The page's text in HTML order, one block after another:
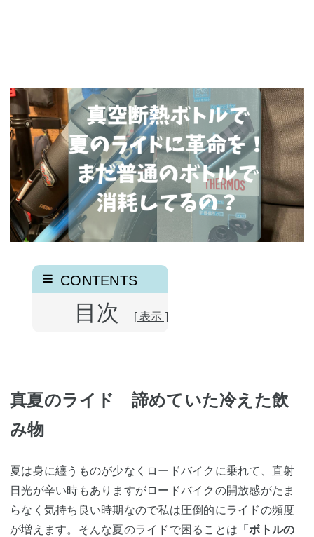
目次 [ 表示 ]
真夏のライド 諦めていた冷えた飲
み物
夏は身に纏うものが少なくロードバイクに乗れて、直射
日光が辛い時もありますがロードバイクの開放感がたま
らなく気持ち良い時期なので私は圧倒的にライドの頻度
が増えます。そんな夏のライドで困ることは 「ボトルの